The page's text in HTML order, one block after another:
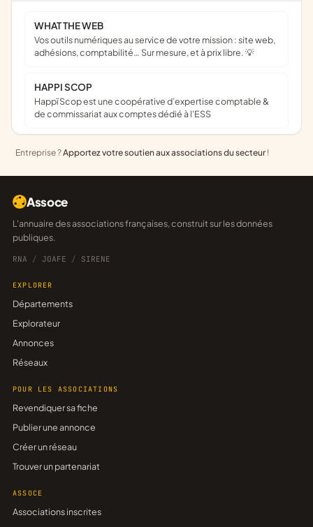
WHAT THE WEB
Vos outils numériques au service de votre mission : site web,
adhésions, comptabilité… Sur mesure, et à prix libre. 💡
HAPPI SCOP
Happï Scop est une coopérative d’expertise comptable &
de commissariat aux comptes dédié à l'ESS
Entreprise ?Apportez votre soutien aux associations du secteur !
Assoce
L'annuaire des associations françaises, construit sur les données
publiques.
RNA / JOAFE / SIRENE
EXPLORER
Départements
Explorateur
Annonces
Réseaux
POUR LES ASSOCIATIONS
Revendiquer sa fiche
Publier une annonce
Créer un réseau
Trouver un partenariat
ASSOCE
Associations inscrites